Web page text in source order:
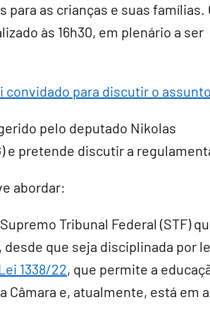
para as crianças e suas famílias.
às 16h30, em plenário a ser
convidado para discutir o assunto
pelo deputado Nikolas
e pretende discutir a
abordar:
Tribunal Federal (STF)
que seja disciplinada por
1338/22, que permite a
Câmara e, atualmente, está em